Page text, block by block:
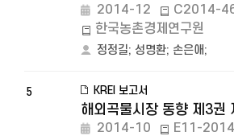
2014-12
C2014-
한국농촌경제연구원
정정길; 성명환; 손은애;
5 KREI 보고서
해외곡물시장 동향 제3권
2014-10
E11-